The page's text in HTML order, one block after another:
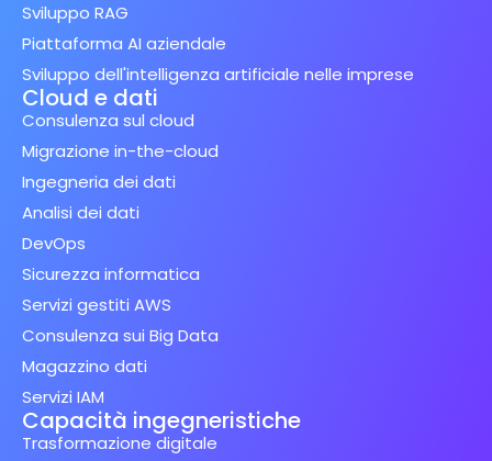
Sviluppo RAG
Piattaforma AI aziendale
Sviluppo dell'intelligenza artificiale nelle imprese
Cloud e dati
Consulenza sul cloud
Migrazione in-the-cloud
Ingegneria dei dati
Analisi dei dati
DevOps
Sicurezza informatica
Servizi gestiti AWS
Consulenza sui Big Data
Magazzino dati
Servizi IAM
Capacità ingegneristiche
Trasformazione digitale